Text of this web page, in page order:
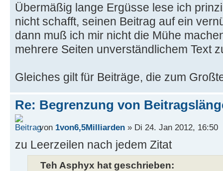
Übermäßig lange Ergüsse lese ich
nicht schafft, seinen Beitrag auf ein
dann muß ich mir nicht die Mühe
mehrere Seiten unverständlichem Text
Gleiches gilt für Beiträge, die zum
Re: Begrenzung von
von 1von6,5Milliarden » Di 24. Jan 2012, 16:50
zu Leerzeilen nach jedem Zitat
Teh Asphyx hat geschrieben: